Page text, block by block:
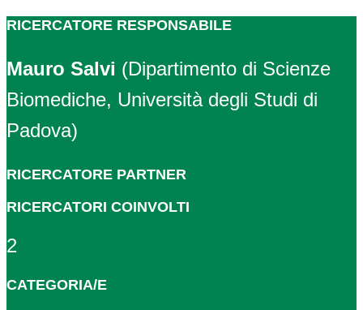
RICERCATORE RESPONSABILE
Mauro Salvi (Dipartimento di Scienze
Biomediche, Università degli Studi di
Padova)
RICERCATORE PARTNER
RICERCATORI COINVOLTI
2
CATEGORIA/E